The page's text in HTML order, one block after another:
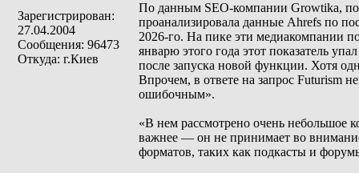
Зарегистрирован:
27.04.2004
Сообщения: 96473
Откуда: г.Киев
По данным SEO-компании Growtika,
проанализировала данные Ahrefs по
2026-го. На пике эти медиакомпании
январю этого года этот показатель
после запуска новой функции. Хотя
Впрочем, в ответе на запрос Futurism
ошибочным».
«В нем рассмотрено очень небольшое
важнее — он не принимает во
форматов, таких как подкасты и